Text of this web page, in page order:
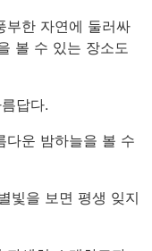
부한 자연에 둘러싸
볼 수 있는 장소도
답다.
다운 밤하늘을 볼 수
빛을 보면 평생 잊지